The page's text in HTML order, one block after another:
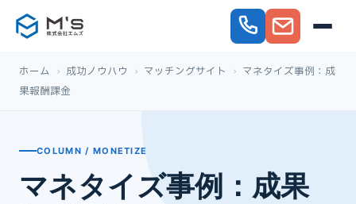
ホーム › 成功ノウハウ › マッチングサイト › マネタイズ事例：成
果報酬課金
COLUMN / MONETIZE
マネタイズ事例：成果